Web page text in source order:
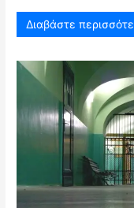
Διαβάστε